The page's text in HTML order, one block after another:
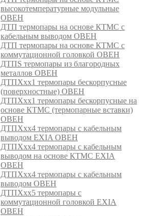
высокотемпературные модульные
ОВЕН
ДТП термопары на основе КТМС с
кабельным выводом ОВЕН
ДТП термопары на основе КТМС с
коммутационной головкой ОВЕН
ДТПS термопары из благородных
металлов ОВЕН
ДТПХхх1 термопары бескорпусные
(поверхностные) ОВЕН
ДТПХхх1 термопары бескорпусные на
основе КТМС (термопарные вставки)
ОВЕН
ДТПХхх4 термопары с кабельным
выводом EXIA ОВЕН
ДТПХхх4 термопары с кабельным
выводом на основе КТМС EXIA
ОВЕН
ДТПХхх4 термопары с кабельным
выводом ОВЕН
ДТПХхх5 термопары с
коммутационной головкой EXIA
ОВЕН